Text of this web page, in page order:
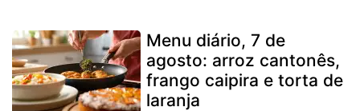
Menu diário, 7 de
agosto: arroz cantonês,
frango caipira e torta de
laranja